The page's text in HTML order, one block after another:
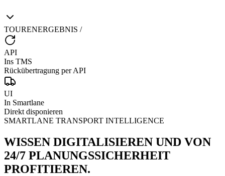
TOURENERGEBNIS /
API
Ins TMS
Rückübertragung per API
UI
In Smartlane
Direkt disponieren
SMARTLANE TRANSPORT INTELLIGENCE
WISSEN DIGITALISIEREN UND VON
24/7 PLANUNGSSICHERHEIT
PROFITIEREN.